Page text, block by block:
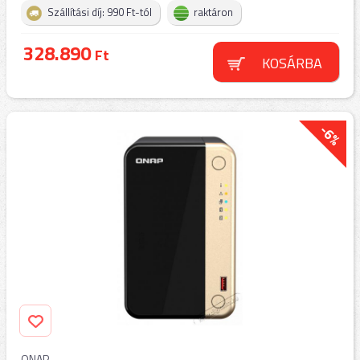
Szállítási díj: 990 Ft-tól raktáron
328.890Ft KOSÁRBA
-6%